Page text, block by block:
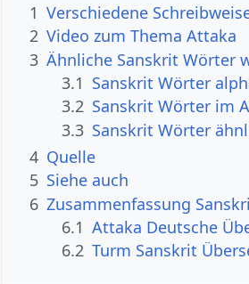
1 Verschiedene
2 Video zum Thema Attaka
3 Ähnliche Sanskrit Wörter
3.1 Sanskrit Wörter
3.2 Sanskrit Wörter im
3.3 Sanskrit Wörter
4 Quelle
5 Siehe auch
6 Zusammenfassung
6.1 Attaka Deutsche
6.2 Turm Sanskrit